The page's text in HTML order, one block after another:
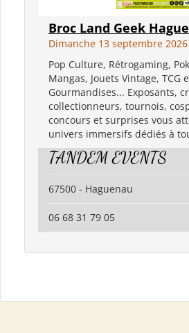
Broc Land Geek
Dimanche 13 septembre 2026
Pop Culture, Rétrogaming,
Mangas, Jouets Vintage, TCG
Gourmandises... Exposants,
collectionneurs, tournois,
concours et surprises vous
univers immersifs dédiés à
TANDEM EVENTS
67500 - Haguenau
06 68 31 79 05